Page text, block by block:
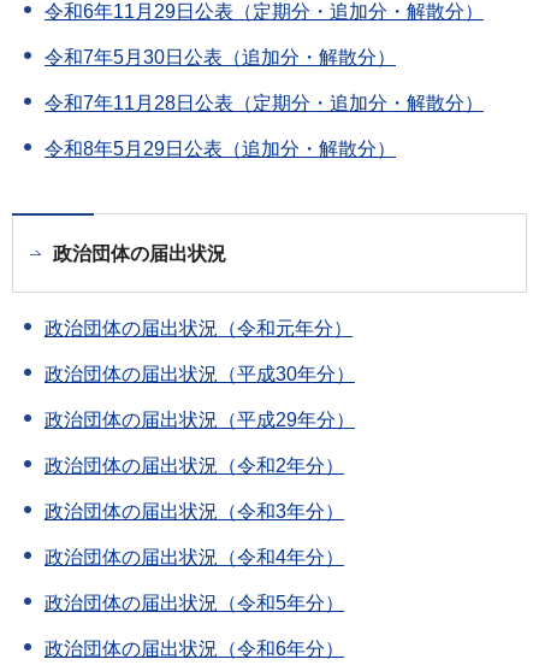
令和6年11月29日公表（定期分・追加分・解散分）
令和7年5月30日公表（追加分・解散分）
令和7年11月28日公表（定期分・追加分・解散分）
令和8年5月29日公表（追加分・解散分）
政治団体の届出状況
政治団体の届出状況（令和元年分）
政治団体の届出状況（平成30年分）
政治団体の届出状況（平成29年分）
政治団体の届出状況（令和2年分）
政治団体の届出状況（令和3年分）
政治団体の届出状況（令和4年分）
政治団体の届出状況（令和5年分）
政治団体の届出状況（令和6年分）